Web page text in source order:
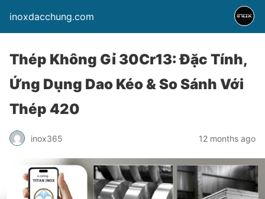
inoxdacchung.com
Thép Không Gỉ 30Cr13: Đặc Tính,
Ứng Dụng Dao Kéo & So Sánh Với
Thép 420
inox365 12 months ago